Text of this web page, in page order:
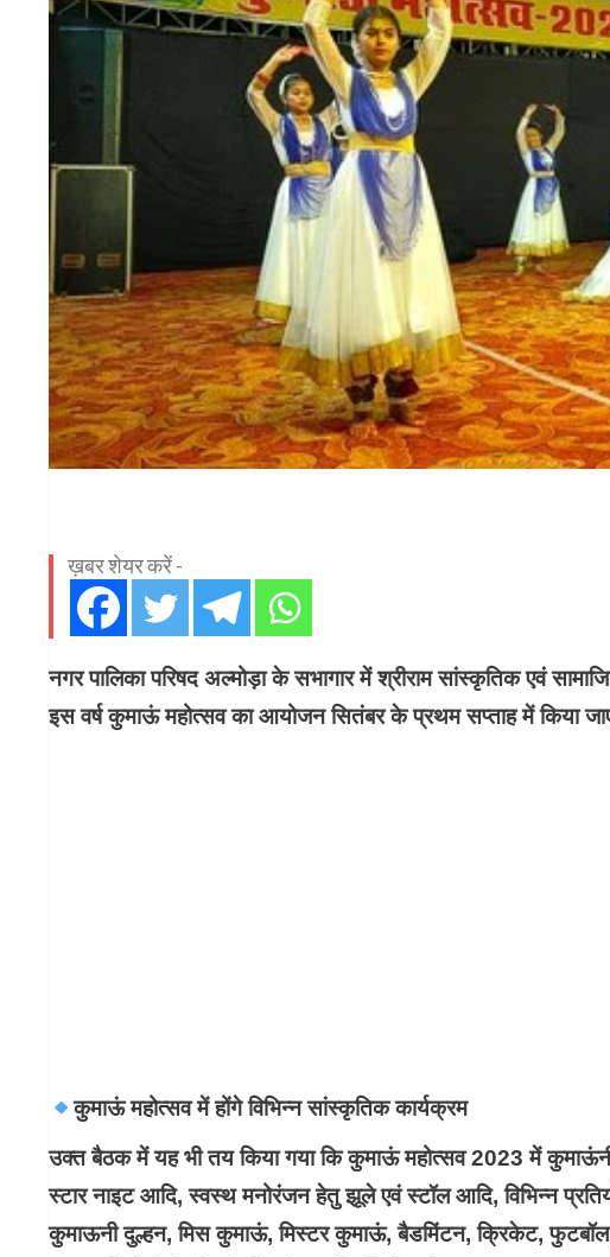
ख़बर शेयर करें -
नगर पालिका परिषद अल्मोड़ा के सभागार में श्रीराम सांस्कृतिक एवं
इस वर्ष कुमाऊं महोत्सव का आयोजन सितंबर के प्रथम सप्ताह में किया
कुमाऊं महोत्सव में होंगे विभिन्न सांस्कृतिक कार्यक्रम
उक्त बैठक में यह भी तय किया गया कि कुमाऊं महोत्सव 2023 में
स्टार नाइट आदि, स्वस्थ मनोरंजन हेतु झूले एवं स्टॉल आदि, विभिन्न
कुमाऊनी दुल्हन, मिस कुमाऊं, मिस्टर कुमाऊं, बैडमिंटन, क्रिकेट,